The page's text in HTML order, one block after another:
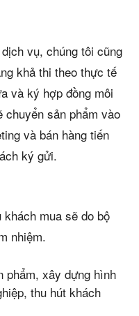
vụ, chúng tôi cũng
khả thi theo thực tế
và ký hợp đồng môi
sản phẩm vào
và bán hàng tiến
ký gửi.
mua sẽ do bộ
nhiệm.
phẩm, xây dựng hình
thu hút khách